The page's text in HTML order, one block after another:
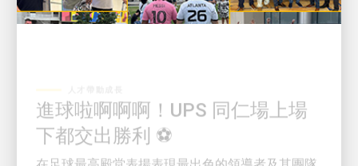
下都交出勝利 ⚽
在足球最高殿堂表揚表現最出色的領導者及其團隊